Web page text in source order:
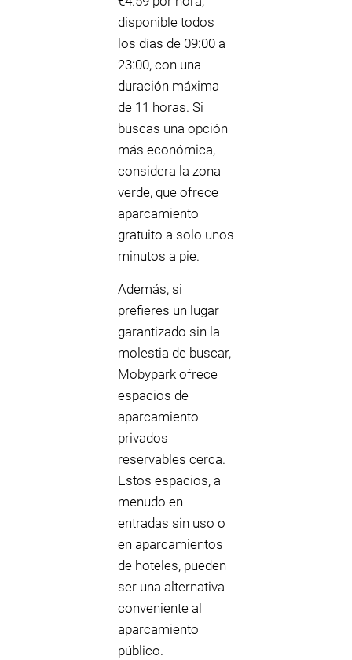
disponible todos
los días de 09:00 a
23:00, con una
duración máxima
de 11 horas. Si
buscas una opción
más económica,
considera la zona
verde, que ofrece
aparcamiento
gratuito a solo unos
minutos a pie.
Además, si
prefieres un lugar
garantizado sin la
molestia de buscar,
Mobypark ofrece
espacios de
aparcamiento
privados
reservables cerca.
Estos espacios, a
menudo en
entradas sin uso o
en aparcamientos
de hoteles, pueden
ser una alternativa
conveniente al
aparcamiento
público.